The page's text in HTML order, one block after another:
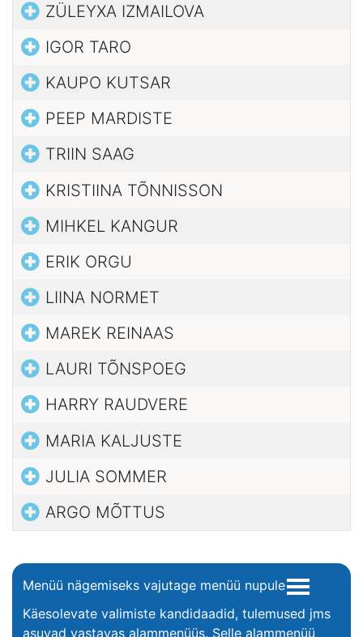
ZÜLEYXA IZMAILOVA
IGOR TARO
KAUPO KUTSAR
PEEP MARDISTE
TRIIN SAAG
KRISTIINA TÕNNISSON
MIHKEL KANGUR
ERIK ORGU
LIINA NORMET
MAREK REINAAS
LAURI TÕNSPOEG
HARRY RAUDVERE
MARIA KALJUSTE
JULIA SOMMER
ARGO MÕTTUS
Menüü nägemiseks vajutage menüü nupule
Käesolevate valimiste kandidaadid, tulemused jms
asuvad vastavas alammenüüs. Selle alammenüü